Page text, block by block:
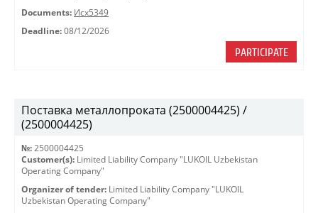
Documents: Исх5349
Deadline: 08/12/2026
PARTICIPATE
Поставка металлопроката (2500004425) /
(2500004425)
№: 2500004425
Customer(s): Limited Liability Company "LUKOIL Uzbekistan
Operating Company"
Organizer of tender: Limited Liability Company "LUKOIL
Uzbekistan Operating Company"